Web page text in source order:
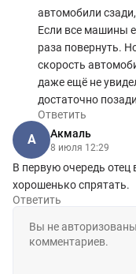
автомобили
Если все машины
раза повернуть.
скорость
даже ещё не
достаточно
Ответить
A Aкмаль
8 июля 12:29
В первую очередь
хорошенько спрятать.
Ответить